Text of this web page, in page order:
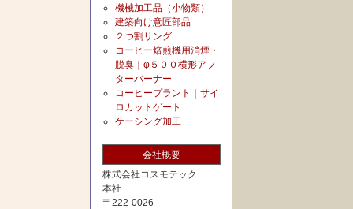
機械加工品（小物類）
建築向け意匠部品
２つ割リング
コーヒー焙煎機用消煙・
脱臭｜φ５００横形アフ
ターバーナー
コーヒープラント｜サイ
ロカットゲート
ケーシング加工
会社概要
株式会社コスモテック
本社
〒222-0026